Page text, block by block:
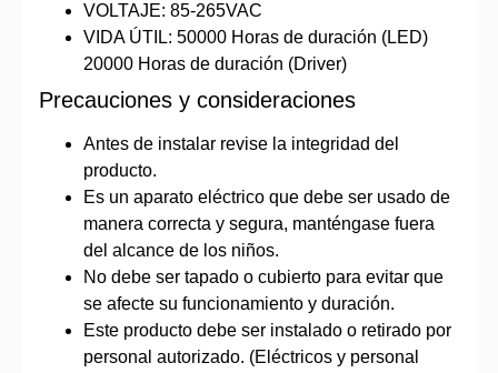
VOLTAJE: 85-265VAC
VIDA ÚTIL: 50000 Horas de duración (LED)
20000 Horas de duración (Driver)
Precauciones y consideraciones
Antes de instalar revise la integridad del
producto.
Es un aparato eléctrico que debe ser usado de
manera correcta y segura, manténgase fuera
del alcance de los niños.
No debe ser tapado o cubierto para evitar que
se afecte su funcionamiento y duración.
Este producto debe ser instalado o retirado por
personal autorizado. (Eléctricos y personal